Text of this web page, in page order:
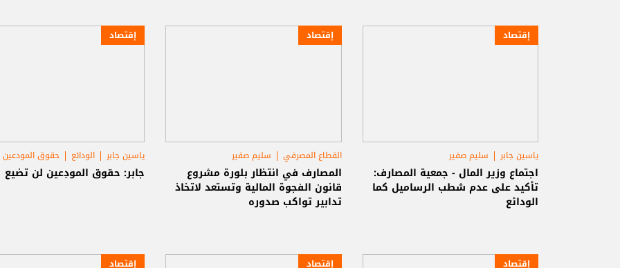
إقتصاد
ياسين جابر سليم صفير
اجتماع وزير المال - جمعية المصارف:
تأكيد على عدم شطب الرساميل كما
الودائع
إقتصاد
القطاع المصرفي سليم صفير
المصارف في انتظار بلورة مشروع
قانون الفجوة المالية وتستعد لاتخاذ
تدابير تواكب صدوره
إقتصاد
ياسين جابر الودائع حقوق المودعين
جابر: حقوق المودِعين لن تضيع
إقتصاد إقتصاد إقتصاد